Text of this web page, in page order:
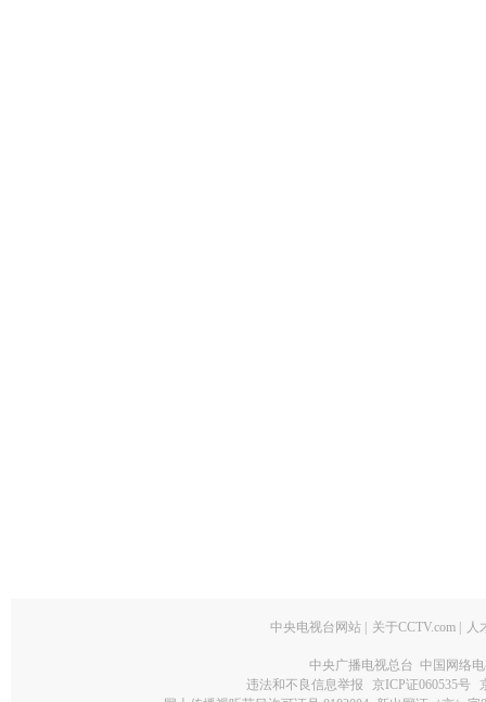
中央电视台网站 关于CCTV.com 人
中央广播电视总台 中国网络
违法和不良信息举报
京ICP证060535号